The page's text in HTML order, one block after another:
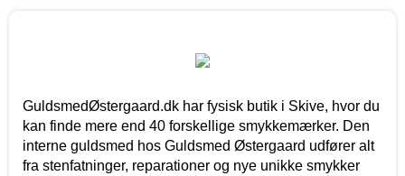
GuldsmedØstergaard.dk har fysisk butik i Skive, hvor du
kan finde mere end 40 forskellige smykkemærker. Den
interne guldsmed hos Guldsmed Østergaard udfører alt
fra stenfatninger, reparationer og nye unikke smykker